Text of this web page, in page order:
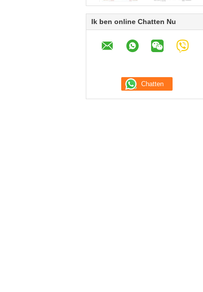
Ik ben online Chatten Nu